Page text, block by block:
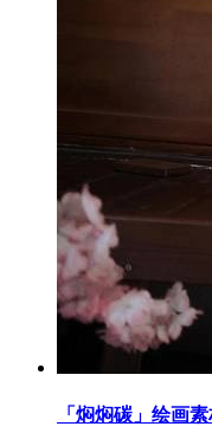
「焖焖碳」绘画